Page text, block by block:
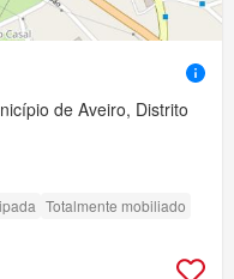
de Aveiro, Distrito
Totalmente mobiliado